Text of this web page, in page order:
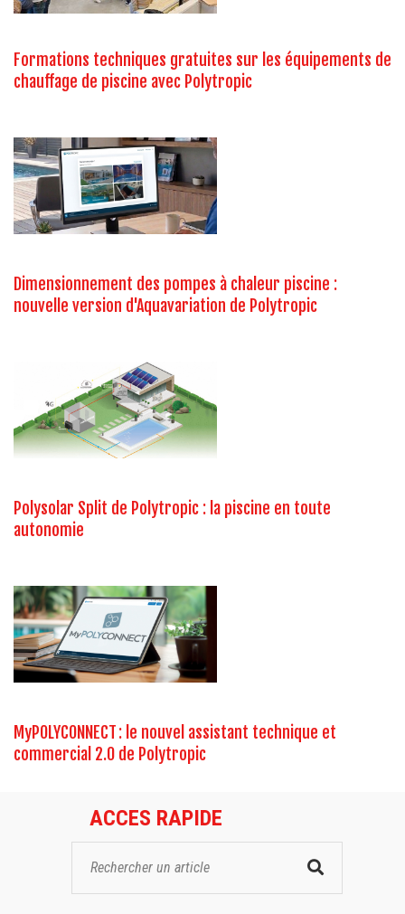
Formations techniques gratuites sur les équipements de
chauffage de piscine avec Polytropic
Dimensionnement des pompes à chaleur piscine :
nouvelle version d'Aquavariation de Polytropic
Polysolar Split de Polytropic : la piscine en toute
autonomie
MyPOLYCONNECT : le nouvel assistant technique et
commercial 2.0 de Polytropic
ACCES RAPIDE